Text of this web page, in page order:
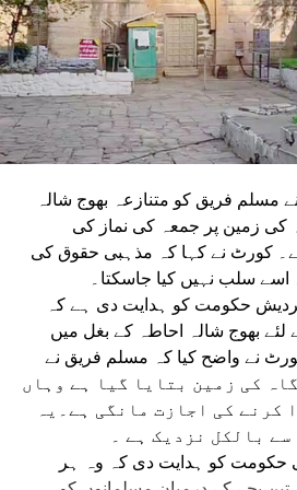
مسلم فریق کو متنازعہ بھوج شالہ
زمین پر جمعہ کی نماز کی
کورٹ نے کہا کہ مذہبی حقوق کی
سلب نہیں کیا جاسکتا۔
حکومت کو ہدایت دی ہے کہ
بھوج شالہ احاطہ کے بغل میں
نے واضح کیا کہ مسلم فریق نے
درگاہ کی زمین بتایا گیا ہے وہاں
کرنے کی اجازت مانگی ہے۔یہ
بالکل نزدیک ہے ۔
حکومت کو ہدایت دی کہ وہ ہر